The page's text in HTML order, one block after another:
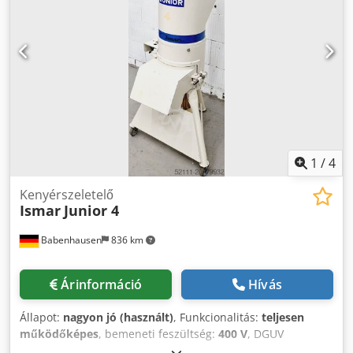
400V, 16A CEE dugó Méretek: 550 x 550 x 1100 mm (szél x
mély x mag) Használt gép, SAB által ellenőrizve Garanciával
és alkatrészszolgáltatással Opcionálisan: Durva szita
Szállítási szolgáltatás Szervizcsomag Crsdpfx Ahev N Tb Uj
Ujf Kezelési és üzembe helyezési betanítás További TOP
pékipari gépek raktáron!
1 /4
Babenhausen 836 km
Kenyérszeletelő
Ismar Junior 4
Árinformáció Hívás
Állapot: nagyon jó (használt), Funkcionalitás: teljesen
működőképes, bemeneti feszültség: 400 V, DGUV